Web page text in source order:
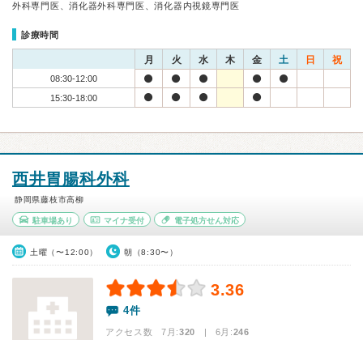
外科専門医、消化器外科専門医、消化器内視鏡専門医
診療時間
月 火 水 木 金 土 日 祝
08:30-12:00
15:30-18:00
西井胃腸科外科
静岡県藤枝市高柳
駐車場あり マイナ受付 電子処方せん対応
土曜（〜12:00） 朝（8:30〜）
3.36
4件
アクセス数 7月:320 | 6月:246